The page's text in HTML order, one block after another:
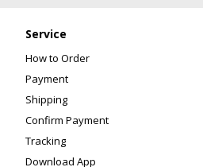
Service
How to Order
Payment
Shipping
Confirm Payment
Tracking
Download App